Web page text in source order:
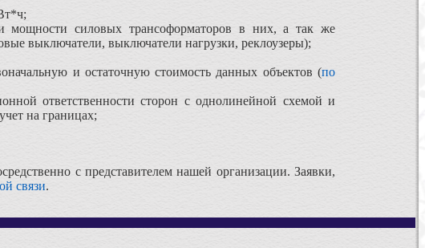
мощности силовых трансоформаторов в них, а так же
выключатели, выключатели нагрузки, реклоузеры);
и остаточную стоимость данных объектов (по
ответственности сторон с однолинейной схемой и
на границах;
с представителем нашей организации. Заявки,
связи.